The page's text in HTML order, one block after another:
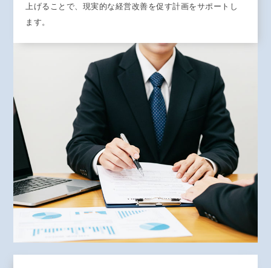
上げることで、現実的な経営改善を促す計画をサポートし
ます。